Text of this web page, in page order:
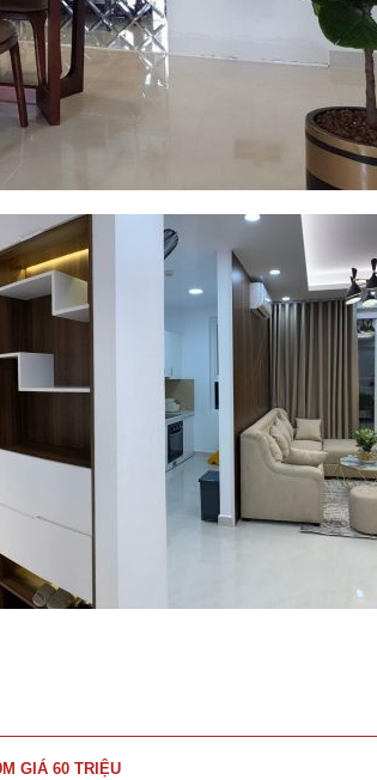
GIÁ 60 TRIỆU